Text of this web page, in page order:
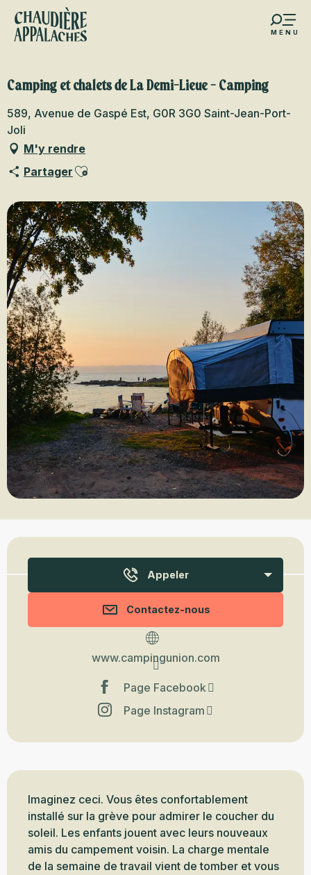
Aller
contenu
MENU
favoris
Camping et chalets de La Demi-Lieue - Camping
589, Avenue de Gaspé Est, G0R 3G0 Saint-Jean-Port-
Joli
M'y rendre
Partager Ajouter aux favoris
Ouverture et coordonnées
Appeler
Contactez-nous
www.campingunion.com
Page Facebook
Page Instagram
Description
Imaginez ceci. Vous êtes confortablement
installé sur la grève pour admirer le coucher du
soleil. Les enfants jouent avec leurs nouveaux
amis du campement voisin. La charge mentale
de la semaine de travail vient de tomber et vous